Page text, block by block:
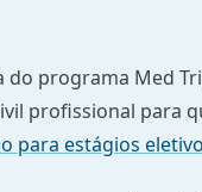
programa Med
profissional para
para estágios